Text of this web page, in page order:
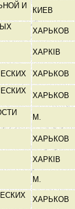
И
КИЕВ
ХАРЬКОВ
ХАРКІВ
ХАРЬКОВ
ХАРЬКОВ
М.
ХАРЬКОВ
ХАРКІВ
М.
ХАРЬКОВ